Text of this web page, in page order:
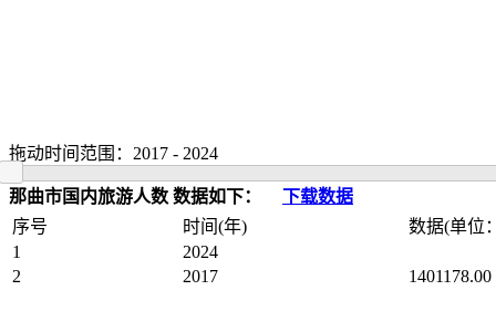
拖动时间范围： 2017 - 2024
那曲市国内旅游人数 数据如下：
下载数据
序号
时间(年)
数据(单位
1
2024
2
2017 1401178.00